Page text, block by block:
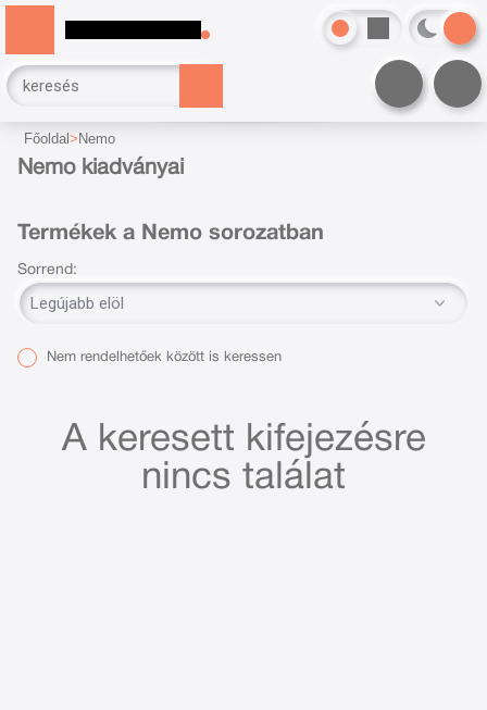
Főoldal Nemo
Nemo kiadványai
Termékek a Nemo sorozatban
Sorrend:
Nem rendelhetőek között is keressen
A keresett kifejezésre
nincs találat